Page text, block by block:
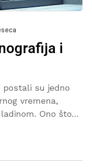
i
postali su jedno
vremena,
Ono što
ozbiljne